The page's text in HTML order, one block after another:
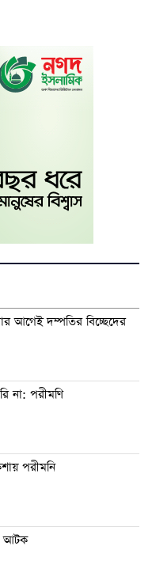
আগেই দম্পতির বিচ্ছেদের
না: পরীমণি
পরীমনি
আটক